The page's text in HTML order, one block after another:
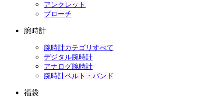
アンクレット
ブローチ
腕時計
腕時計カテゴリすべて
デジタル腕時計
アナログ腕時計
腕時計ベルト・バンド
福袋